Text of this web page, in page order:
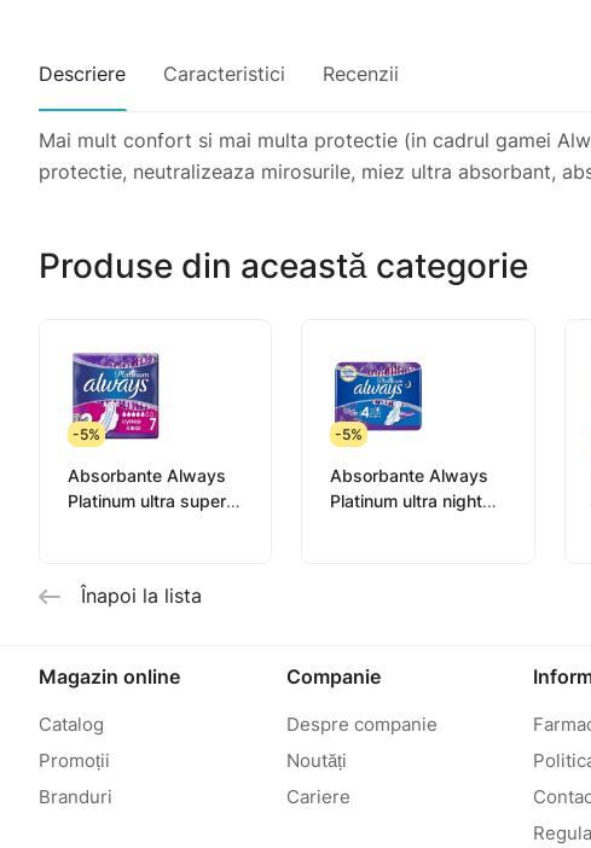
Descriere Caracteristici Recenzii
Mai mult confort si mai multa protectie (in cadrul gamei
protectie, neutralizeaza mirosurile, miez ultra absorbant,
Produse din această categorie
-5%
Absorbante Always
Platinum ultra super
-5%
Absorbante Always
Platinum ultra night
Înapoi la lista
Magazin online
Catalog
Promoții
Branduri
Companie
Despre companie
Noutăți
Cariere